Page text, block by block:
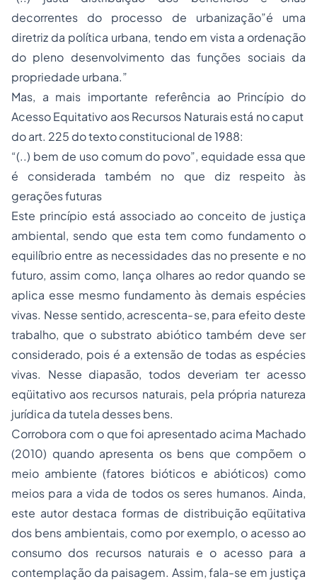
decorrentes do processo de urbanização”é uma
diretriz da política urbana, tendo em vista a ordenação
do pleno desenvolvimento das funções sociais da
propriedade urbana.”
Mas, a mais importante referência ao Princípio do
Acesso Equitativo aos Recursos Naturais está nocaput
do art. 225 do texto constitucional de 1988:
“(..) bem de uso comum do povo”, equidade essa que
é considerada também no que diz respeito às
gerações futuras
Este princípio está associado ao conceito de justiça
ambiental, sendo que esta tem como fundamento o
equilíbrio entre as necessidades das no presente e no
futuro, assim como, lança olhares ao redor quando se
aplica esse mesmo fundamento às demais espécies
vivas. Nesse sentido, acrescenta-se, para efeito deste
trabalho, que o substrato abiótico também deve ser
considerado, pois é a extensão de todas as espécies
vivas. Nesse diapasão, todos deveriam ter acesso
eqüitativo aos recursos naturais, pela própria natureza
jurídica da tutela desses bens.
Corrobora com o que foi apresentado acima Machado
(2010) quando apresenta os bens que compõem o
meio ambiente (fatores bióticos e abióticos) como
meios para a vida de todos os seres humanos. Ainda,
este autor destaca formas de distribuição eqüitativa
dos bens ambientais, como por exemplo, o acesso ao
consumo dos recursos naturais e o acesso para a
contemplação da paisagem. Assim, fala-se em justiça